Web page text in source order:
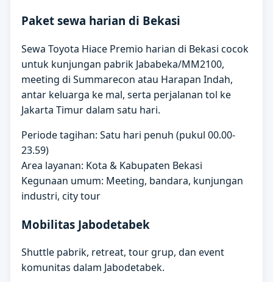
Paket sewa harian di Bekasi
Sewa Toyota Hiace Premio harian di Bekasi cocok
untuk kunjungan pabrik Jababeka/MM2100,
meeting di Summarecon atau Harapan Indah,
antar keluarga ke mal, serta perjalanan tol ke
Jakarta Timur dalam satu hari.
Periode tagihan: Satu hari penuh (pukul 00.00-
23.59)
Area layanan: Kota & Kabupaten Bekasi
Kegunaan umum: Meeting, bandara, kunjungan
industri, city tour
Mobilitas Jabodetabek
Shuttle pabrik, retreat, tour grup, dan event
komunitas dalam Jabodetabek.